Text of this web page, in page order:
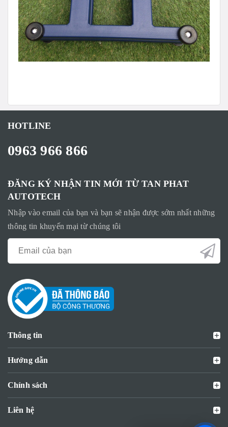
HOTLINE
0963 966 866
ĐĂNG KÝ NHẬN TIN MỚI TỪ TAN PHAT
AUTOTECH
Nhập vào email của bạn và bạn sẽ nhận được sớm nhất những
thông tin khuyến mại từ chúng tôi
Thông tin
Hướng dẫn
Chính sách
Liên hệ